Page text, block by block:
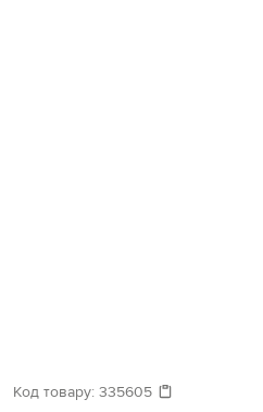
Код товару: 335605